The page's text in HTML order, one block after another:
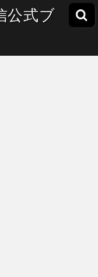
公式ブ